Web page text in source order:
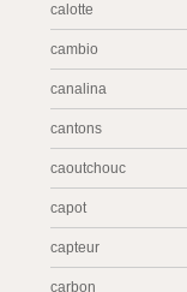
calotte
cambio
canalina
cantons
caoutchouc
capot
capteur
carbon